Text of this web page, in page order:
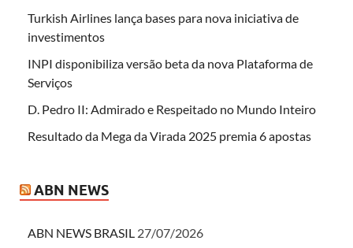
Turkish Airlines lança bases para nova iniciativa de
investimentos
INPI disponibiliza versão beta da nova Plataforma de
Serviços
D. Pedro II: Admirado e Respeitado no Mundo Inteiro
Resultado da Mega da Virada 2025 premia 6 apostas
ABN NEWS
ABN NEWS BRASIL 27/07/2026